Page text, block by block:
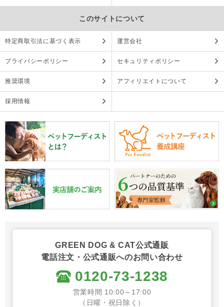
このサイトについて
特定商取引法に基づく表示 運営会社
プライバシーポリシー セキュリティポリシー
推奨環境 アフィリエイトについて
採用情報
GREEN DOG & CAT公式通販
電話注文・公式通販へのお問い合わせ
0120-73-1238
営業時間 10:00～17:00
（日曜・祝日除く）